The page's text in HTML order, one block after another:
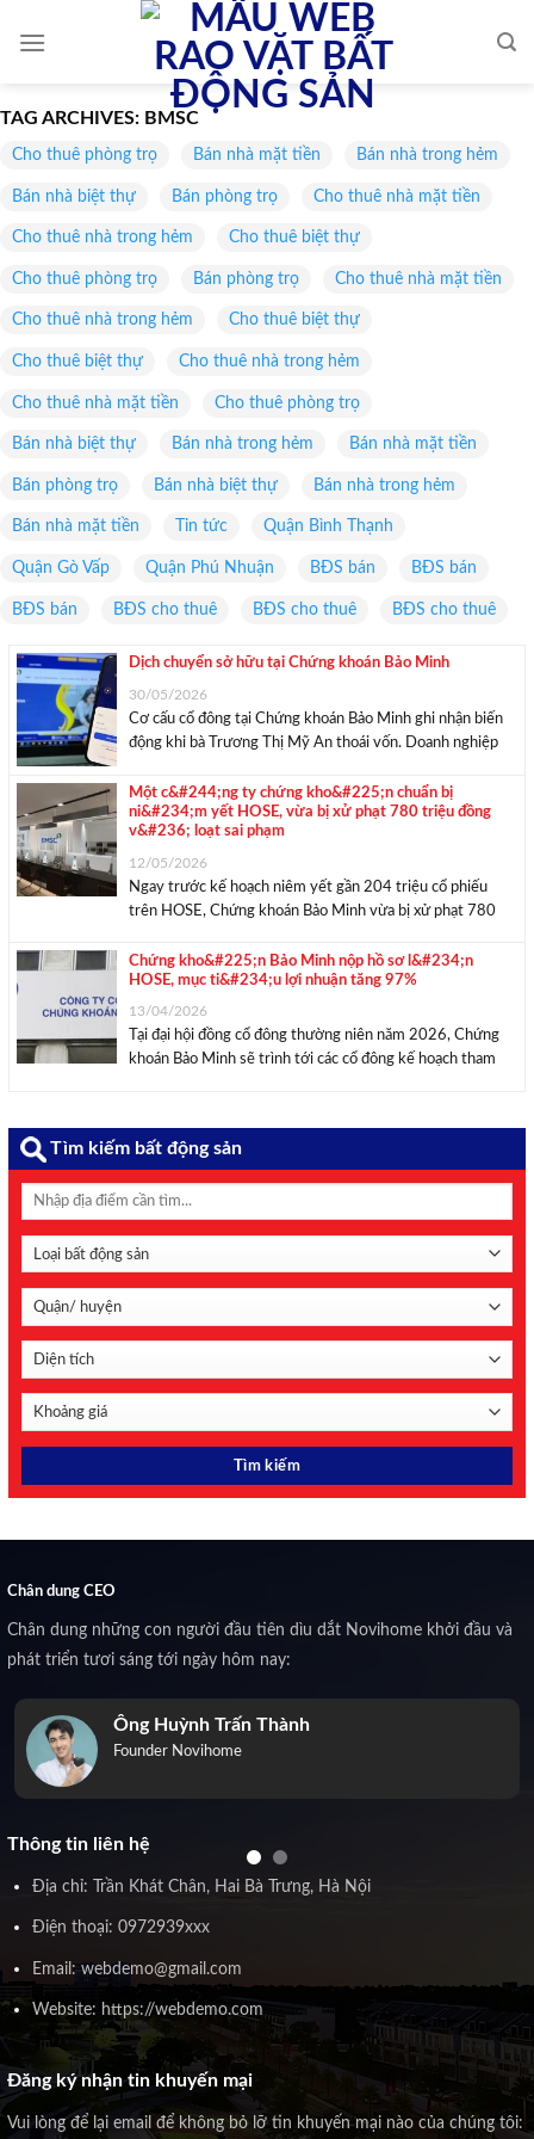
TAG ARCHIVES: BMSC
Cho thuê phòng trọ Bán nhà mặt tiền Bán nhà trong hẻm
Bán nhà biệt thự Bán phòng trọ Cho thuê nhà mặt tiền
Cho thuê nhà trong hẻm Cho thuê biệt thự
Cho thuê phòng trọ Bán phòng trọ Cho thuê nhà mặt tiền
Cho thuê nhà trong hẻm Cho thuê biệt thự
Cho thuê biệt thự Cho thuê nhà trong hẻm
Cho thuê nhà mặt tiền Cho thuê phòng trọ
Bán nhà biệt thự Bán nhà trong hẻm Bán nhà mặt tiền
Bán phòng trọ Bán nhà biệt thự Bán nhà trong hẻm
Bán nhà mặt tiền Tin tức Quận Bình Thạnh
Quận Gò Vấp Quận Phú Nhuận BĐS bán BĐS bán
BĐS bán BĐS cho thuê BĐS cho thuê BĐS cho thuê
Dịch chuyển sở hữu tại Chứng khoán Bảo Minh
30/05/2026
Cơ cấu cổ đông tại Chứng khoán Bảo Minh ghi nhận biến
động khi bà Trương Thị Mỹ An thoái vốn. Doanh nghiệp
hoàn tất các thủ tục niêm yết trên HoSE. Chứng ...
Một c&#244;ng ty chứng kho&#225;n chuẩn bị
ni&#234;m yết HOSE, vừa bị xử phạt 780 triệu đồng
v&#236; loạt sai phạm
12/05/2026
Ngay trước kế hoạch niêm yết gần 204 triệu cổ phiếu
trên HOSE, Chứng khoán Bảo Minh vừa bị xử phạt 780
khoán, từ công bố thông tin đến cho vay và quản lý ...
Chứng kho&#225;n Bảo Minh nộp hồ sơ l&#234;n
HOSE, mục ti&#234;u lợi nhuận tăng 97%
13/04/2026
Tại đại hội đồng cổ đông thường niên năm 2026, Chứng
khoán Bảo Minh sẽ trình tới các cổ đông kế hoạch tham
Tìm kiếm bất động sản
Chân dung CEO
Chân dung những con người đầu tiên dìu dắt Novihome khởi đầu và
phát triển tươi sáng tới ngày hôm nay:
Ông Huỳnh Trấn Thành
Founder Novihome
Thông tin liên hệ
Địa chỉ: Trần Khát Chân, Hai Bà Trưng, Hà Nội
Điện thoại: 0972939xxx
Email: webdemo@gmail.com
Website: https://webdemo.com
Đăng ký nhận tin khuyến mại
Vui lòng để lại email để không bỏ lỡ tin khuyến mại nào của chúng tôi: